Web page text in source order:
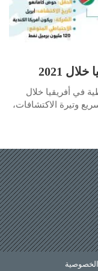
5 اكتشافات نفطية في أفريقيا خلال
وتيرة الاكتشافات،